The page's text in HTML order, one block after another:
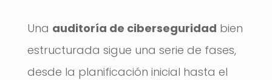
Una auditoría de ciberseguridad bien
estructurada sigue una serie de fases,
desde la planificación inicial hasta el